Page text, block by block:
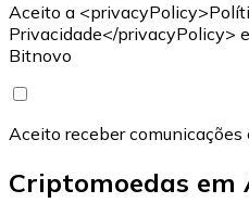
Aceito a
Privacidade</privacyPolicy>
Bitnovo
Aceito receber
Criptomoedas em